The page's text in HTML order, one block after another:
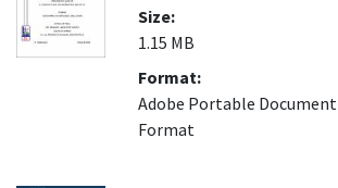
Size:
1.15 MB
Format:
Adobe Portable Document
Format